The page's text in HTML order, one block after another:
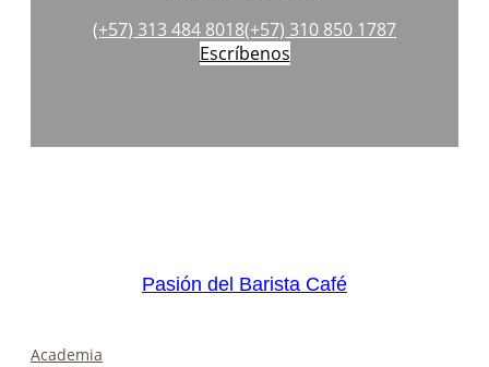
(+57) 313 484 8018(+57) 310 850 1787
Escríbenos
Pasión del Barista Café
Academia